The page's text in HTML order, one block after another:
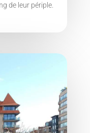
de leur périple.